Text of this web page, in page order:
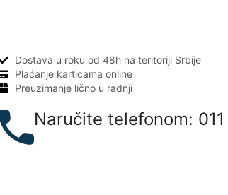
Dostava u roku od 48h na teritoriji Srbije
Plaćanje karticama online
Preuzimanje lično u radnji
Naručite telefonom: